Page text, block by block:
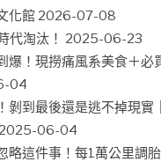
化館 2026-07-08
代淘汰！ 2025-06-23
爆！現撈痛風系美食＋必
04
剝到最後還是逃不掉現實
2025-06-04
略這件事！每1萬公里調